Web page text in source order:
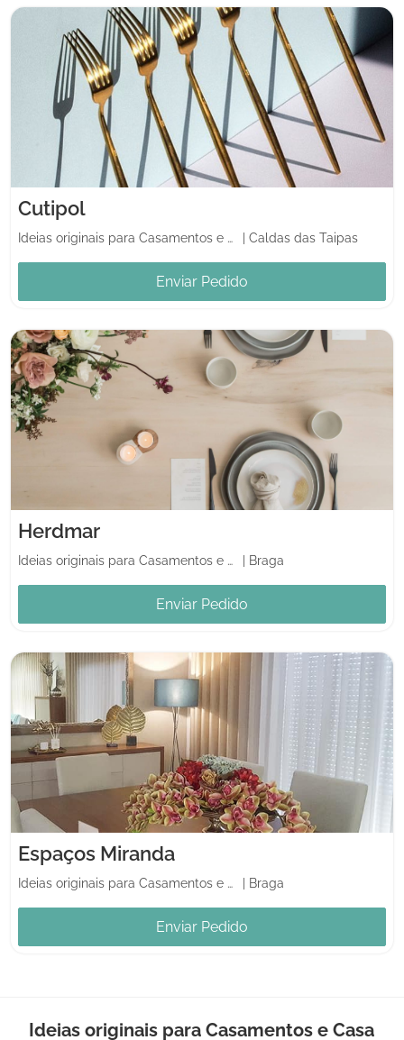
Cutipol
Ideias originais para Casamentos e Casa Caldas das Taipas
Enviar Pedido
Herdmar
Ideias originais para Casamentos e Casa Braga
Enviar Pedido
Espaços Miranda
Ideias originais para Casamentos e Casa Braga
Enviar Pedido
Ideias originais para Casamentos e Casa